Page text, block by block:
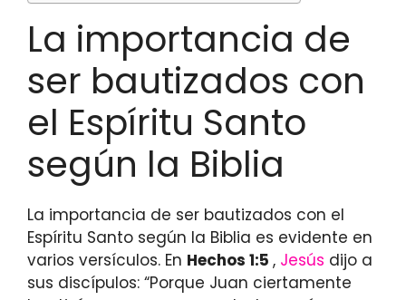
La importancia de
ser bautizados con
el Espíritu Santo
según la Biblia
La importancia de ser bautizados con el
Espíritu Santo según la Biblia es evidente en
varios versículos. En Hechos 1:5 , Jesús dijo a
sus discípulos: “Porque Juan ciertamente